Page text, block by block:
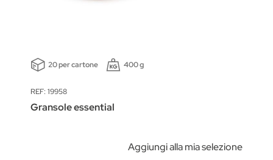
20 per cartone 400 g
REF: 19958
Gransole essential
Aggiungi alla mia selezione